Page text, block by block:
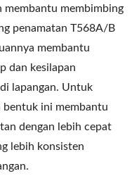
membantu membimbing
penamatan T568A/B
membantu
dan kesilapan
lapangan. Untuk
bentuk ini membantu
dengan lebih cepat
lebih konsisten